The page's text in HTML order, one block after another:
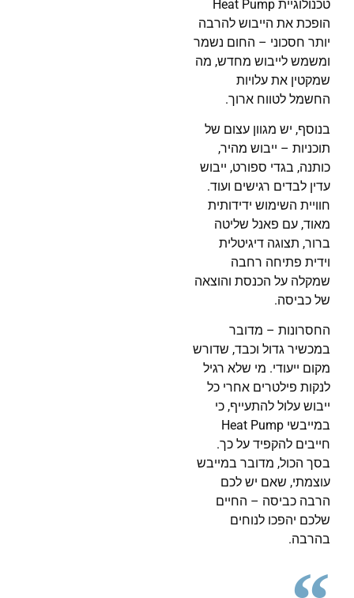
טכנולוגיית Heat Pump
הופכת את הייבוש להרבה
יותר חסכוני – החום נשמר
ומשמש לייבוש מחדש, מה
שמקטין את עלויות
החשמל לטווח ארוך.
בנוסף, יש מגוון עצום של
תוכניות – ייבוש מהיר,
כותנה, בגדי ספורט, ייבוש
עדין לבדים רגישים ועוד.
חוויית השימוש ידידותית
מאוד, עם פאנל שליטה
ברור, תצוגה דיגיטלית
וידית פתיחה רחבה
שמקלה על הכנסת והוצאה
של כביסה.
החסרונות – מדובר
במכשיר גדול וכבד, שדורש
מקום ייעודי. מי שלא רגיל
לנקות פילטרים אחרי כל
ייבוש עלול להתעייף, כי
במייבשי Heat Pump
חייבים להקפיד על כך.
בסך הכול, מדובר במייבש
עוצמתי, שאם יש לכם
הרבה כביסה – החיים
שלכם יהפכו לנוחים
בהרבה.